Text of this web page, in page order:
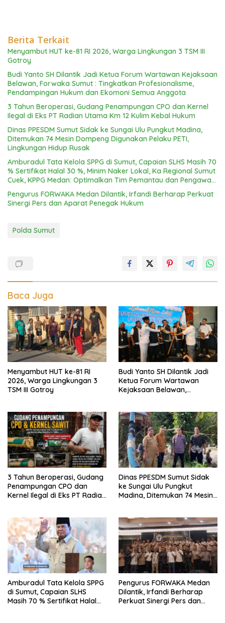
Berita Terkait
Menyambut HUT ke-81 RI 2026, Warga Lingkungan 3 TSM III
Gotroy
Budi Yanto SH Dilantik Jadi Ketua Forum Wartawan Kejaksaan
Belawan, Forwaka Sumut : Tingkatkan Profesionalisme,
Pendampingan Hukum dan Ekomoni Semua Anggota
3 Tahun Beroperasi, Gudang Penampungan CPO dan Kernel
Ilegal di Eks PT Radian Utama Km 12 Kulim Kebal Hukum
Dinas PPESDM Sumut Sidak ke Sungai Ulu Pungkut Madina,
Ditemukan 74 Mesin Dompeng Digunakan Pelaku PETI,
Lingkungan Hidup Rusak
Amburadul Tata Kelola SPPG di Sumut, Capaian SLHS Masih 70
% Sertifikat Halal 30 %, Minim Naker Lokal, Ka Regional Sumut
Cuek, KPPG Medan: Optimalkan Tim Pemantau dan Pengawas
Pengurus FORWAKA Medan Dilantik, Irfandi Berharap Perkuat
Sinergi Pers dan Aparat Penegak Hukum
Polda Sumut
Baca Juga
Menyambut HUT ke-81 RI
2026, Warga Lingkungan 3
TSM III Gotroy
Budi Yanto SH Dilantik Jadi
Ketua Forum Wartawan
Kejaksaan Belawan,
Pendampingan Hukum dan
Ekomoni Semua Anggota
3 Tahun Beroperasi, Gudang
Penampungan CPO dan
Kernel Ilegal di Eks PT Radian
Dinas PPESDM Sumut Sidak
ke Sungai Ulu Pungkut
Madina, Ditemukan 74 Mesin
Rusak
Amburadul Tata Kelola SPPG
di Sumut, Capaian SLHS
Masih 70 % Sertifikat Halal
Pengurus FORWAKA Medan
Dilantik, Irfandi Berharap
Perkuat Sinergi Pers dan